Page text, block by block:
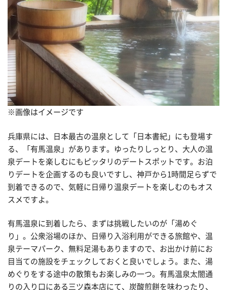
※画像はイメージです
兵庫県には、日本最古の温泉として「日本書紀」にも登場す
る、「有馬温泉」があります。ゆったりしっとり、大人の温
泉デートを楽しむにもピッタリのデートスポットです。お泊
りデートを企画するのも良いですし、神戸から1時間足らずで
到着できるので、気軽に日帰り温泉デートを楽しむのもオス
スメですよ。
有馬温泉に到着したら、まずは挑戦したいのが「湯めぐ
り」。公衆浴場のほか、日帰り入浴利用ができる旅館や、温
泉テーマパーク、無料足湯もありますので、お出かけ前にお
目当ての施設をチェックしておくと良いでしょう。また、湯
めぐりをする途中の散策もお楽しみの一つ。有馬温泉太閤通
りの入り口にある三ツ森本店にて、炭酸煎餅を味わったり、